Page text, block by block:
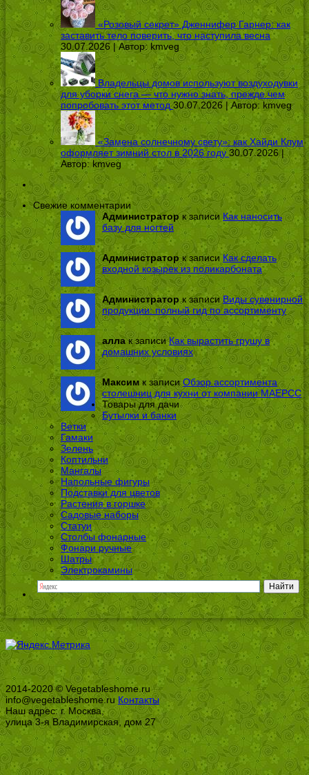
«Розовый секрет» Дженнифер Гарнер: как
заставить тело поверить, что наступила весна
30.07.2026 | Автор: kmveg
Владельцы домов используют воздуходувки
для уборки снега — что нужно знать, прежде чем
попробовать этот метод 30.07.2026 | Автор: kmveg
«Замена солнечному свету»: как Хайди Клум
оформляет зимний стол в 2026 году 30.07.2026 |
Автор: kmveg
Свежие комментарии
Администратор к записи Как наносить
базу для ногтей
Администраторк записи Как сделать
входной козырек из поликарбоната
Администраторк записиВиды сувенирной
продукции: полный гид по ассортименту
аллак записиКак вырастить грушу в
домашних условиях
Максимк записи Обзор ассортимента
столешниц для кухни от компании МАЕРСС
Товары для дачи
Бутылки и банки
Ветки
Гамаки
Зелень
Коптильни
Мангалы
Напольные фигуры
Подставки для цветов
Растения в горшке
Садовые наборы
Статуи
Столбы фонарные
Фонари ручные
Шатры
Электрокамины
2014-2020 © Vegetableshome.ru
info@vegetableshome.ru Контакты
Наш адрес: г. Москва,
улица 3-я Владимирская, дом 27